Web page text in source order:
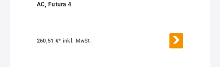
AC, Futura 4
260,51 €* inkl. MwSt.